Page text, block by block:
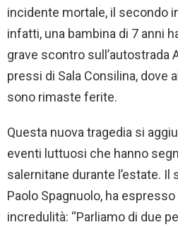
incidente mortale, il secondo
infatti, una bambina di 7 anni
grave scontro sull’autostrada
pressi di Sala Consilina, dove
sono rimaste ferite.
Questa nuova tragedia si
eventi luttuosi che hanno
salernitane durante l’estate. Il
Paolo Spagnuolo, ha
incredulità: “Parliamo di due